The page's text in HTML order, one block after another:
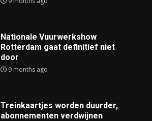
Nationale Vuurwerkshow
Rotterdam gaat definitief niet
door
9 months ago
Treinkaartjes worden duurder,
abonnementen verdwijnen